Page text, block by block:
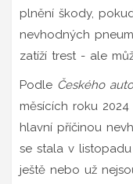
plnění škody,
nevhodných
zatíží trest - ale
Podle Českého
měsících roku
hlavní příčinou
se stala v
ještě nebo už